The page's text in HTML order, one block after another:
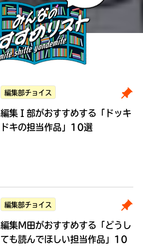
編集部チョイス
編集Ｉ部がおすすめする 「ドッキ
ドキの担当作品」10選
編集部チョイス
編集M田がおすすめする 「どうし
ても読んでほしい担当作品」10